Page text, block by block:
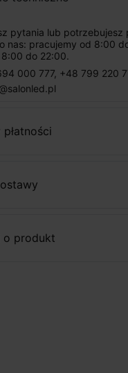
pytania lub potrzebujesz
nas: pracujemy od 8:00
do 22:00.
000 777, +48 799 220
o produkt